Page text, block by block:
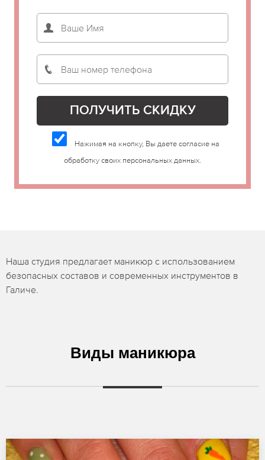
Нажимая на кнопку, Вы даете согласие на
обработку своих персональных данных.
Наша студия предлагает маникюр с использованием
безопасных составов и современных инструментов в
Галиче.
Виды маникюра